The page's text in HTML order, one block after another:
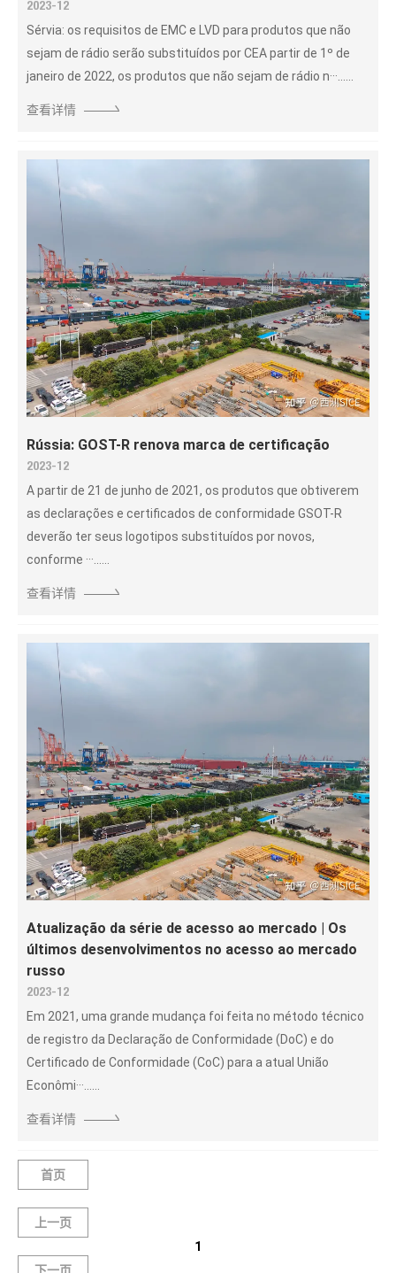
2023-12
Sérvia: os requisitos de EMC e LVD para produtos que não
sejam de rádio serão substituídos por CEA partir de 1º de
janeiro de 2022, os produtos que não sejam de rádio n···......
查看详情
Rússia: GOST-R renova marca de certificação
2023-12
A partir de 21 de junho de 2021, os produtos que obtiverem
as declarações e certificados de conformidade GSOT-R
deverão ter seus logotipos substituídos por novos,
conforme ···......
查看详情
Atualização da série de acesso ao mercado | Os
últimos desenvolvimentos no acesso ao mercado
russo
2023-12
Em 2021, uma grande mudança foi feita no método técnico
de registro da Declaração de Conformidade (DoC) e do
Certificado de Conformidade (CoC) para a atual União
Econômi···......
查看详情
首页
上一页
1